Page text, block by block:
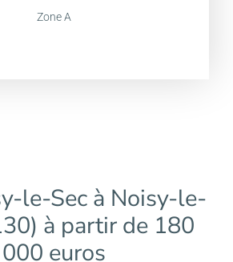
Zone A
le-Sec à Noisy-le-
à partir de 180
000 euros